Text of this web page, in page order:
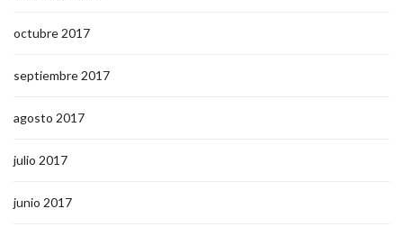
octubre 2017
septiembre 2017
agosto 2017
julio 2017
junio 2017